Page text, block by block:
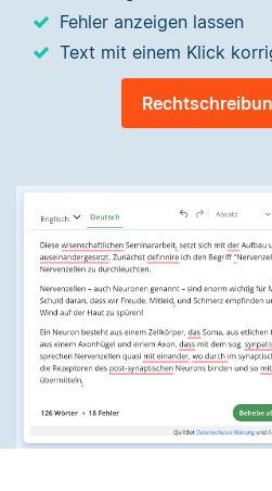
Fehler anzeigen lassen
Text mit einem Klick